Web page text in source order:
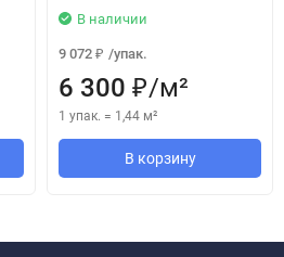
В наличии
9 072 ₽ /упак.
6 300 ₽/м²
1 упак. = 1,44 м²
В корзину